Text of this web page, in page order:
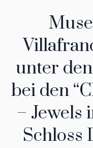
unter
bei den
– Jewels
Schloss